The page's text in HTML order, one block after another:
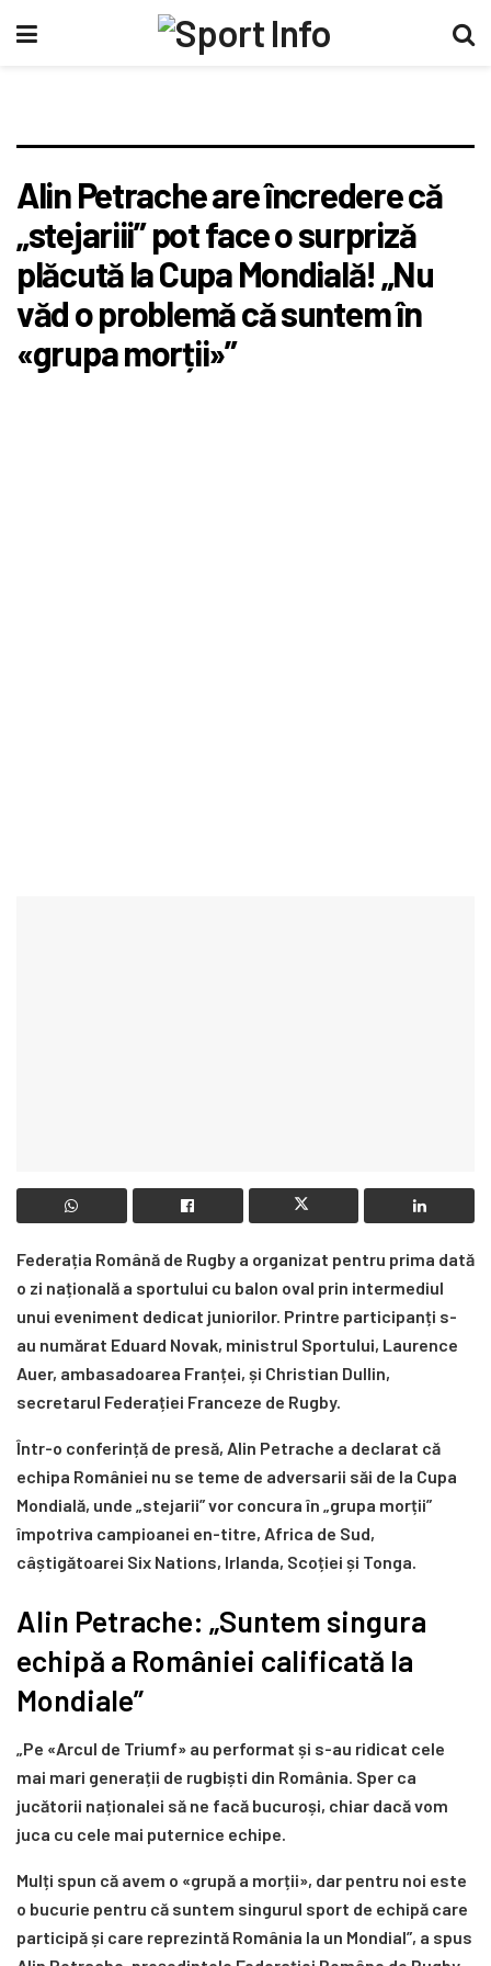
Alin Petrache are încredere că
„stejariii” pot face o surpriză
plăcută la Cupa Mondială! „Nu
văd o problemă că suntem în
«grupa morții»”
Federația Română de Rugby a organizat pentru prima dată
o zi națională a sportului cu balon oval prin intermediul
unui eveniment dedicat juniorilor. Printre participanți s-
au numărat Eduard Novak, ministrul Sportului, Laurence
Auer, ambasadoarea Franței, și Christian Dullin,
secretarul Federației Franceze de Rugby.
Într-o conferință de presă, Alin Petrache a declarat că
echipa României nu se teme de adversarii săi de la Cupa
Mondială, unde „stejarii” vor concura în „grupa morții”
împotriva campioanei en-titre, Africa de Sud,
câștigătoarei Six Nations, Irlanda, Scoției și Tonga.
Alin Petrache: „Suntem singura
echipă a României calificată la
Mondiale”
„Pe «Arcul de Triumf» au performat și s-au ridicat cele
mai mari generații de rugbiști din România. Sper ca
jucătorii naționalei să ne facă bucuroși, chiar dacă vom
juca cu cele mai puternice echipe.
Mulți spun că avem o «grupă a morții», dar pentru noi este
o bucurie pentru că suntem singurul sport de echipă care
participă și care reprezintă România la un Mondial”, a spus